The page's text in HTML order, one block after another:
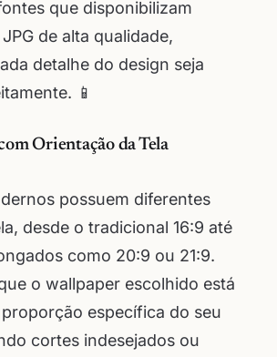
que disponibilizam
de alta qualidade,
detalhe do design seja
📱
Orientação da Tela
possuem diferentes
desde o tradicional 16:9 até
como 20:9 ou 21:9.
o wallpaper escolhido está
específica do seu
cortes indesejados ou